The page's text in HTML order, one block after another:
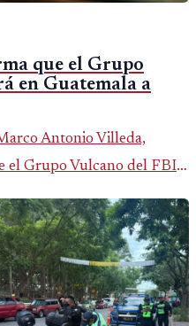
que el Grupo
en Guatemala a
Antonio Villeda,
el Grupo Vulcano del FBI
del Ministerio